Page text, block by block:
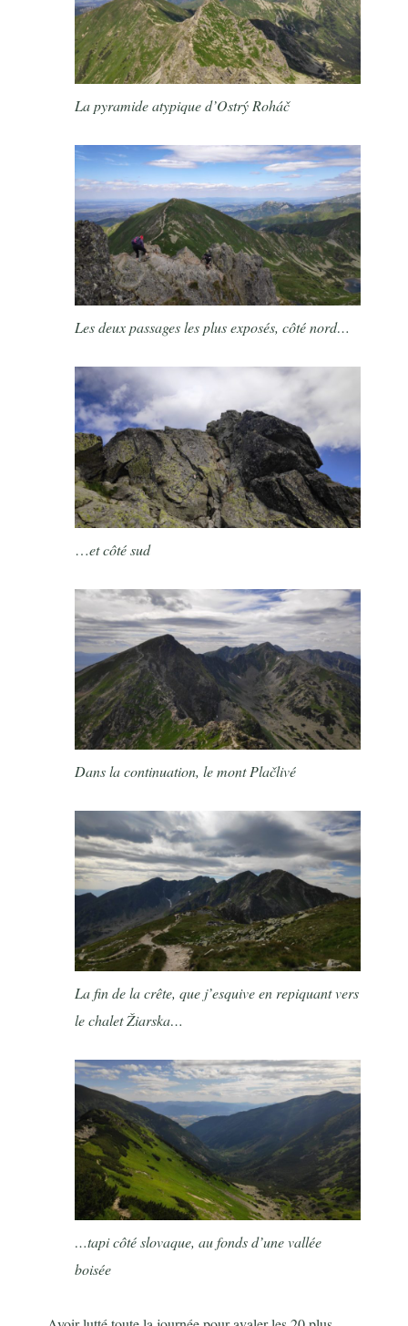
La pyramide atypique d’Ostrý Roháč
Les deux passages les plus exposés, côté nord…
…et côté sud
Dans la continuation, le mont Plačlivé
La fin de la crête, que j’esquive en repiquant vers
le chaletŽiarska…
…tapi côté slovaque, au fonds d’une vallée
boisée